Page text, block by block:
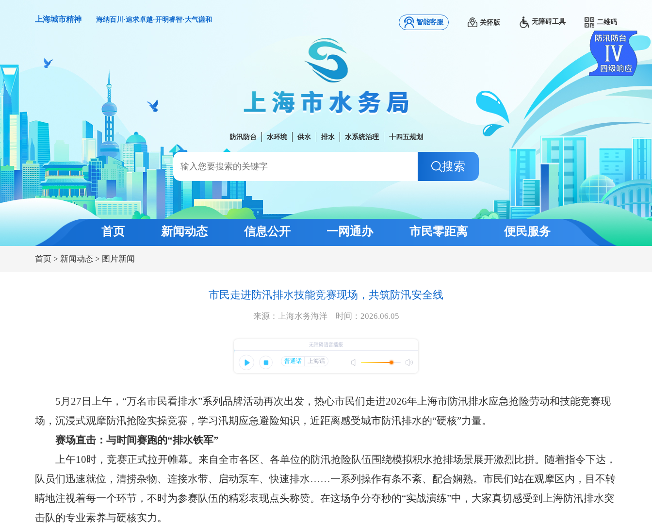
上海城市精神 海纳百川·追求卓越·开明睿智·大气谦和 智能客服 关怀版 无障碍工具 二维码
防汛防台 水环境 供水 排水 水系统治理 十四五规划
搜索
首页 新闻动态 信息公开 一网通办 市民零距离 便民服务
首页 > 新闻动态 > 图片新闻
市民走进防汛排水技能竞赛现场，共筑防汛安全线
来源：上海水务海洋 时间：2026.06.05
5月27日上午，“万名市民看排水”系列品牌活动再次出发，热心市民们走进2026年上海市防汛排水应急抢险劳动和技能竞赛现
场，沉浸式观摩防汛抢险实操竞赛，学习汛期应急避险知识，近距离感受城市防汛排水的“硬核”力量。
赛场直击：与时间赛跑的“排水铁军”
上午10时，竞赛正式拉开帷幕。来自全市各区、各单位的防汛抢险队伍围绕模拟积水抢排场景展开激烈比拼。随着指令下达，
队员们迅速就位，清捞杂物、连接水带、启动泵车、快速排水……一系列操作有条不紊、配合娴熟。市民们站在观摩区内，目不转
睛地注视着每一个环节，不时为参赛队伍的精彩表现点头称赞。在这场争分夺秒的“实战演练”中，大家真切感受到上海防汛排水突
击队的专业素养与硬核实力。